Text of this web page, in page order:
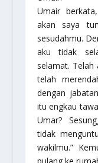
Umair
akan saya
sesudahmu.
aku tidak
selamat. Telah
telah
dengan
itu engkau
Umar?
tidak
wakilmu.”